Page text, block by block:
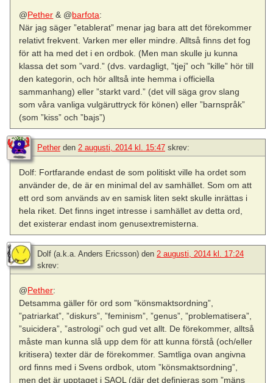
@Pether & @barfota:
När jag säger ”etablerat” menar jag bara att det förekommer
relativt frekvent. Varken mer eller mindre. Alltså finns det fog
för att ha med det i en ordbok. (Men man skulle ju kunna
klassa det som ”vard.” (dvs. vardagligt, ”tjej” och ”kille” hör till
den kategorin, och hör alltså inte hemma i officiella
sammanhang) eller ”starkt vard.” (det vill säga grov slang
som våra vanliga vulgäruttryck för könen) eller ”barnspråk”
(som ”kiss” och ”bajs”)
Pether den 2 augusti, 2014 kl. 15:47 skrev:
Dolf: Fortfarande endast de som politiskt ville ha ordet som
använder de, de är en minimal del av samhället. Som om att
ett ord som används av en samisk liten sekt skulle inrättas i
hela riket. Det finns inget intresse i samhället av detta ord,
det existerar endast inom genusextremisterna.
Dolf (a.k.a. Anders Ericsson) den 2 augusti, 2014 kl. 17:24
skrev:
@Pether:
Detsamma gäller för ord som ”könsmaktsordning”,
”patriarkat”, ”diskurs”, ”feminism”, ”genus”, ”problematisera”,
”suicidera”, ”astrologi” och gud vet allt. De förekommer, alltså
måste man kunna slå upp dem för att kunna förstå (och/eller
kritisera) texter där de förekommer. Samtliga ovan angivna
ord finns med i Svens ordbok, utom ”könsmaktsordning”,
men det är upptaget i SAOL (där det definieras som ”mäns